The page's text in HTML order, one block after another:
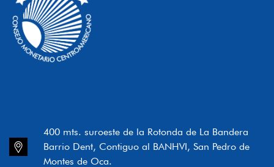
400 mts. suroeste de la Rotonda de La Bandera
Barrio Dent, Contiguo al BANHVI, San Pedro de
Montes de Oca.